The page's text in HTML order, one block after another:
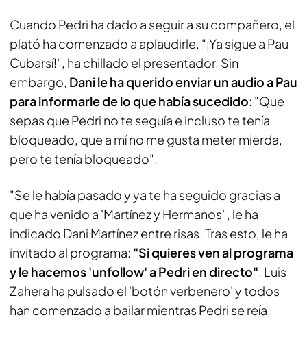
Cuando Pedri ha dado a seguir a su compañero, el
plató ha comenzado a aplaudirle. "¡Ya sigue a Pau
Cubarsí!", ha chillado el presentador. Sin
embargo, Dani le ha querido enviar un audio a Pau
para informarle de lo que había sucedido: "Que
sepas que Pedri no te seguía e incluso te tenía
bloqueado, que a mí no me gusta meter mierda,
pero te tenía bloqueado".
"Se le había pasado y ya te ha seguido gracias a
que ha venido a 'Martínez y Hermanos", le ha
indicado Dani Martínez entre risas. Tras esto, le ha
invitado al programa: "Si quieres ven al programa
y le hacemos 'unfollow' a Pedri en directo". Luis
Zahera ha pulsado el 'botón verbenero' y todos
han comenzado a bailar mientras Pedri se reía.